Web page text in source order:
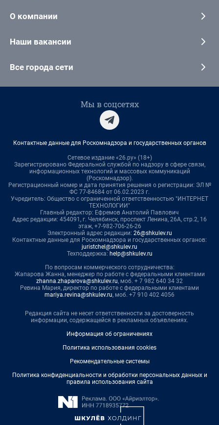
О компании
Наши вакансии
Все города сети
Мы в соцсетях
Контактные данные для Роскомнадзора и государственных органов
Сетевое издание «26.ру» (18+)
Зарегистрировано Федеральной службой по надзору в сфере связи,
информационных технологий и массовых коммуникаций
(Роскомнадзор).
Регистрационный номер и дата принятия решения о регистрации: ЭЛ №
ФС 77-84684 от 06.02.2023 г.
Учредитель: Общество с ограниченной ответственностью "ИНТЕРНЕТ
ТЕХНОЛОГИИ"
Главный редактор: Ефремов Анатолий Павлович
Адрес редакции: 454091, г. Челябинск, проспект Ленина, 26А, стр.2, 16
этаж, +7-982-706-26-26
Электронный адрес редакции: 26@shkulev.ru
Контактные данные для Роскомнадзора и государственных органов:
juristchel@shkulev.ru
Техподдержка: help@shkulev.ru
По вопросам коммерческого сотрудничества:
Жапарова Жанна, менеджер по работе с федеральными клиентами
zhanna.zhaparova@shkulev.ru, моб. + 7 982 640 34 32
Ревина Мария, директор по работе с федеральными клиентами
mariya.revina@shkulev.ru, моб. +7 910 402 4056
Редакция сайта не несет ответственности за достоверность
информации, содержащейся в рекламных объявлениях.
Информация об ограничениях
Политика использования cookies
Рекомендательные системы
Политика конфиденциальности и обработки персональных данных и
правила использования сайта